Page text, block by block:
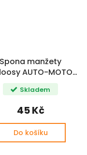
Spona manžety
AUTO-MOTO
UNI SADA
Skladem
45 Kč
Do košíku